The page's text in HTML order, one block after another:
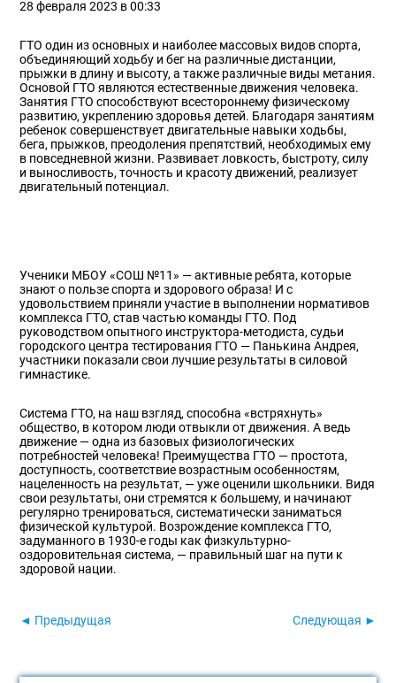
28 февраля 2023 в 00:33
ГТО один из основных и наиболее массовых видов спорта,
объединяющий ходьбу и бег на различные дистанции,
прыжки в длину и высоту, а также различные виды метания.
Основой ГТО являются естественные движения человека.
Занятия ГТО способствуют всестороннему физическому
развитию, укреплению здоровья детей. Благодаря занятиям
ребенок совершенствует двигательные навыки ходьбы,
бега, прыжков, преодоления препятствий, необходимых ему
в повседневной жизни. Развивает ловкость, быстроту, силу
и выносливость, точность и красоту движений, реализует
двигательный потенциал.
Ученики МБОУ «СОШ №11» — активные ребята, которые
знают о пользе спорта и здорового образа! И с
удовольствием приняли участие в выполнении нормативов
комплекса ГТО, став частью команды ГТО. Под
руководством опытного инструктора-методиста, судьи
городского центра тестирования ГТО — Панькина Андрея,
участники показали свои лучшие результаты в силовой
гимнастике.
Система ГТО, на наш взгляд, способна «встряхнуть»
общество, в котором люди отвыкли от движения. А ведь
движение — одна из базовых физиологических
потребностей человека! Преимущества ГТО — простота,
доступность, соответствие возрастным особенностям,
нацеленность на результат, — уже оценили школьники. Видя
свои результаты, они стремятся к большему, и начинают
регулярно тренироваться, систематически заниматься
физической культурой. Возрождение комплекса ГТО,
задуманного в 1930-е годы как физкультурно-
оздоровительная система, — правильный шаг на пути к
здоровой нации.
◄ Предыдущая Следующая ►